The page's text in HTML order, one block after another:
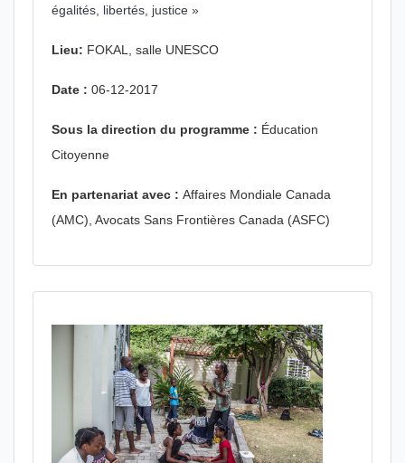
égalités, libertés, justice »
Lieu: FOKAL, salle UNESCO
Date : 06-12-2017
Sous la direction du programme : Éducation
Citoyenne
En partenariat avec : Affaires Mondiale Canada
(AMC), Avocats Sans Frontières Canada (ASFC)